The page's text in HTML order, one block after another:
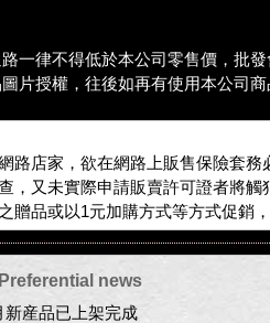
一律不得低於本公司零售價，批
片授權，往後如再有使用本公司
路店家，欲在網路上販售保險套
，又未實際申請販賣許可證者將
贈品或以1元加購方式等方式促銷
Preferential news
新産品已上架完成